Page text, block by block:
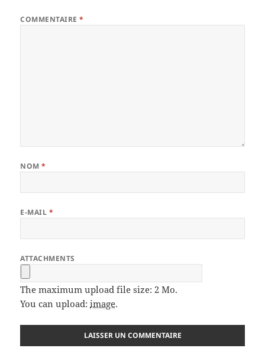
COMMENTAIRE*
NOM*
E-MAIL *
ATTACHMENTS
The maximum upload file size: 2 Mo.
You can upload:image.